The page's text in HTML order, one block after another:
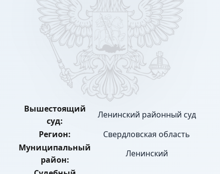
Вышестоящий
суд:
Ленинский районный суд
Регион:
Свердловская область
Муниципальный
район:
Ленинский